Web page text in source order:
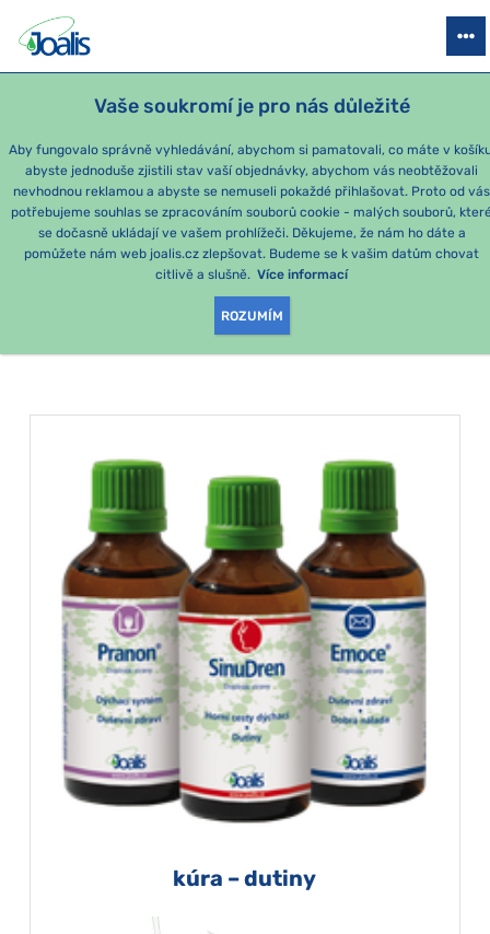
Vaše soukromí je pro nás důležité
Aby fungovalo správně vyhledávání, abychom si pamatovali, co máte v
abyste jednoduše zjistili stav vaší objednávky, abychom vás neobtěžovali
nevhodnou reklamou a abyste se nemuseli pokaždé přihlašovat. Proto od vás
potřebujeme souhlas se zpracováním souborů cookie - malých souborů,
se dočasně ukládají ve vašem prohlížeči. Děkujeme, že nám ho dáte a
pomůžete nám web joalis.cz zlepšovat. Budeme se k vašim datům chovat
citlivě a slušně. Více informací
ROZUMÍM
PRODUKTY PODLE OBTÍŽÍ SEZÓNNÍ BALÍČKY PRO DĚTI
Momentálně nejoblíbenější produkty
PRODUKTY PODLE
KATEGORIE:
kúra – dutiny